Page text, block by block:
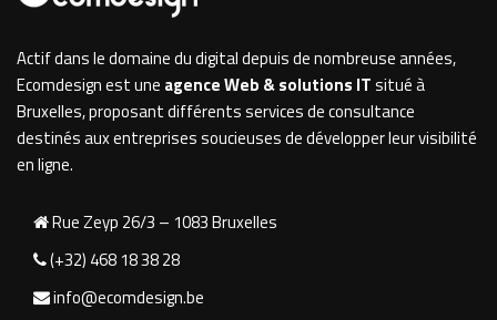
Actif dans le domaine du digital depuis de nombreuse années,
Ecomdesign est une agence Web & solutions ITsitué à
Bruxelles, proposant différents services de consultance
destinés aux entreprises soucieuses de développer leur visibilité
en ligne.
Rue Zeyp 26/3 – 1083 Bruxelles
(+32) 468 18 38 28
info@ecomdesign.be